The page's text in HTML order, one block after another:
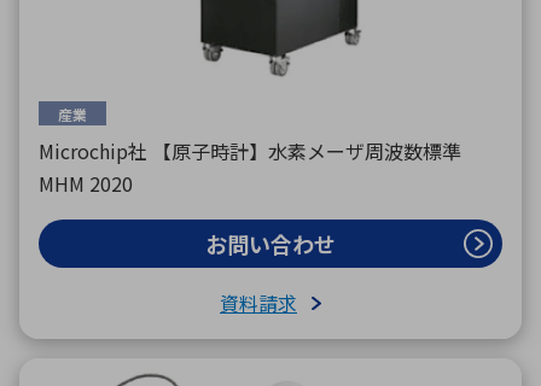
産業
Microchip社 【原子時計】水素メーザ周波数標準
MHM 2020
お問い合わせ
資料請求